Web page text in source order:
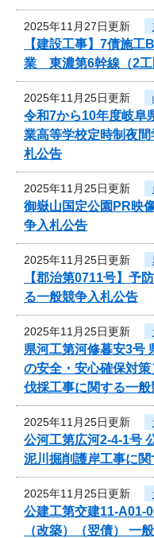
2025年11月27日更新
【建設工事】7債施
業 東濃第6幹線（2工
2025年11月25日更新
令和7から10年度岐阜
業高等学校定時制夜
札公告
2025年11月25日更新
御嶽山国定公園PR映
争入札公告
2025年11月25日更新
【郡治第0711号】予
る一般競争入札公告
2025年11月25日更新
県河工第河修暮安3号
の安全・安心確保対
伐採工事に関する一
2025年11月25日更新
公河工第広河2-4-1号
泥川掘削護岸工事に
2025年11月25日更新
公建工第交建11-
（改築）（翌債） 一